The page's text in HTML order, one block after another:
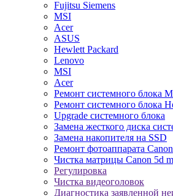
Fujitsu Siemens
MSI
Acer
ASUS
Hewlett Packard
Lenovo
MSI
Acer
Ремонт системного блока
Ремонт системного блока
Upgrade системного блока
Замена жесткого диска
Замена накопителя на SSD
Ремонт фотоаппарата Canon
Чистка матрицы Canon 5d
Регулировка
Чистка видеоголовок
Диагностика заявленной